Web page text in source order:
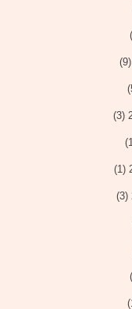
(9)
(3)
(1)
(3)